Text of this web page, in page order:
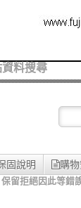
料搜尋
固說明 購
留拒絕因此等錯